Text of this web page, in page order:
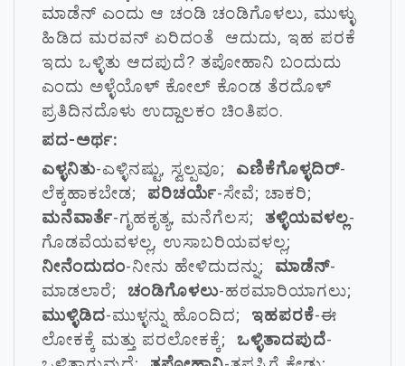
ಮಾಡೆನ್ ಎಂದು ಆ ಚಂಡಿ ಚಂಡಿಗೊಳಲು, ಮುಳ್ಳು
ಹಿಡಿದ ಮರವನ್ ಏರಿದಂತೆ ಆದುದು, ಇಹ ಪರಕೆ
ಇದು ಒಳ್ಳಿತು ಆದಪುದೆ? ತಪೋಹಾನಿ ಬಂದುದು
ಎಂದು ಅಳ್ಳೆಯೊಳ್ ಕೋಲ್ ಕೊಂಡ ತೆರದೊಳ್
ಪ್ರತಿದಿನದೊಳು ಉದ್ದಾಲಕಂ ಚಿಂತಿಪಂ.
ಪದ-ಅರ್ಥ:
ಎಳ್ಳನಿತು-ಎಳ್ಳಿನಷ್ಟು, ಸ್ವಲ್ಪವೂ; ಎಣಿಕೆಗೊಳ್ಳದಿರ್-
ಲೆಕ್ಕಹಾಕಬೇಡ; ಪರಿಚರ್ಯೆ-ಸೇವೆ; ಚಾಕರಿ;
ಮನೆವಾರ್ತೆ-ಗೃಹಕೃತ್ಯ, ಮನೆಗೆಲಸ; ತಳ್ಳಿಯವಳಲ್ಲ-
ಗೊಡವೆಯವಳಲ್ಲ, ಉಸಾಬರಿಯವಳಲ್ಲ;
ನೀನೆಂದುದಂ-ನೀನು ಹೇಳಿದುದನ್ನು; ಮಾಡೆನ್-
ಮಾಡಲಾರೆ; ಚಂಡಿಗೊಳಲು-ಹಠಮಾರಿಯಾಗಲು;
ಮುಳ್ಳಿಡಿದ-ಮುಳ್ಳನ್ನು ಹೊಂದಿದ; ಇಹಪರಕೆ-ಈ
ಲೋಕಕ್ಕೆ ಮತ್ತು ಪರಲೋಕಕ್ಕೆ; ಒಳ್ಳಿತಾದಪುದೆ-